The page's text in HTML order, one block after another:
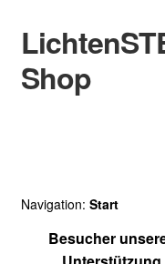
Zur
Navigation
springen
Zum
Inhalt
springen
Shop
Navigation: Start
Besucher